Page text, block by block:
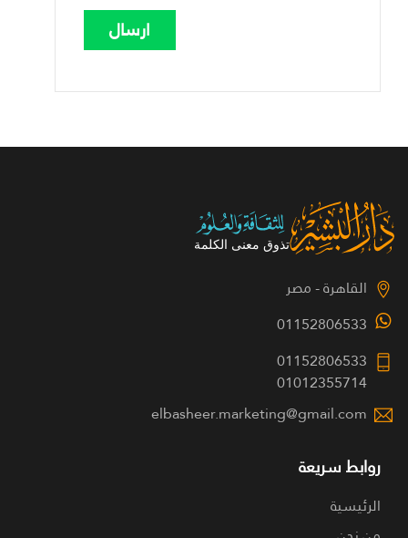
القاهرة - مصر
01152806533
01152806533
01012355714
elbasheer.marketing@gmail.com
روابط سريعة
الرئيسية